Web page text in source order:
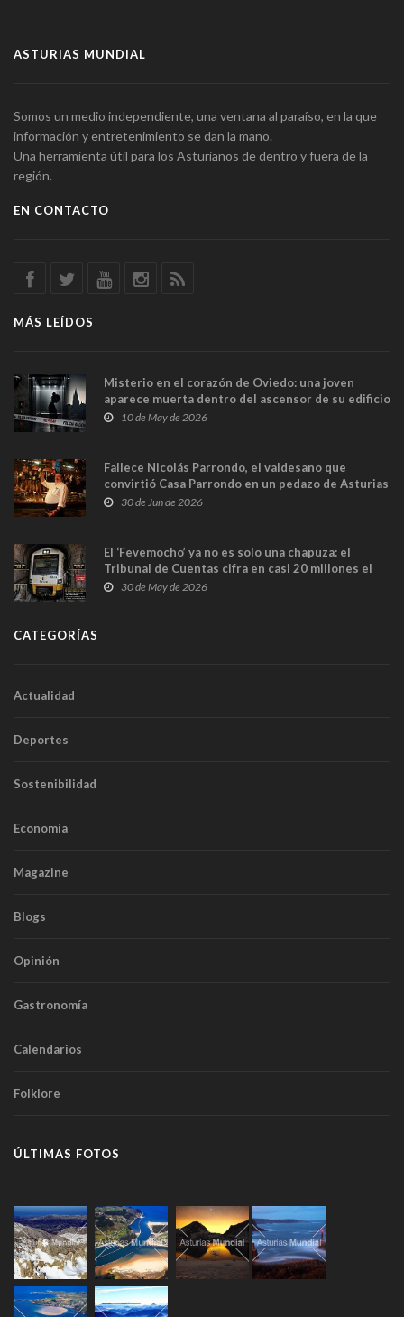
ASTURIAS MUNDIAL
Somos un medio independiente, una ventana al paraíso, en la que
información y entretenimiento se dan la mano.
Una herramienta útil para los Asturianos de dentro y fuera de la
región.
EN CONTACTO
MÁS LEÍDOS
Misterio en el corazón de Oviedo: una joven
aparece muerta dentro del ascensor de su edificio
y las cámaras captan sus últimos minutos
10 de May de 2026
Fallece Nicolás Parrondo, el valdesano que
convirtió Casa Parrondo en un pedazo de Asturias
en Madrid
30 de Jun de 2026
El ‘Fevemocho’ ya no es solo una chapuza: el
Tribunal de Cuentas cifra en casi 20 millones el
sobrecoste de los trenes que no cabían por los
30 de May de 2026
CATEGORÍAS
Actualidad
Deportes
Sostenibilidad
Economía
Magazine
Blogs
Opinión
Gastronomía
Calendarios
Folklore
ÚLTIMAS FOTOS